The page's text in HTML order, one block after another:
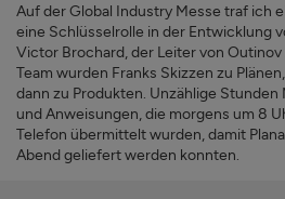
Auf der Global Industry Messe traf ich
eine Schlüsselrolle in der Entwicklung
Victor Brochard, der Leiter von
Team wurden Franks Skizzen zu
dann zu Produkten. Unzählige
und Anweisungen, die morgens um 8
Telefon übermittelt wurden, damit
Abend geliefert werden konnten.